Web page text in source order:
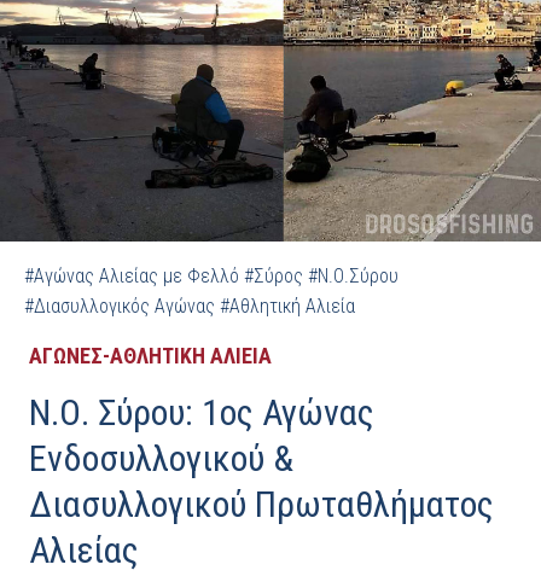
#Αγώνας Αλιείας με Φελλό #Σύρος #Ν.Ο.Σύρου
#Διασυλλογικός Αγώνας #Αθλητική Αλιεία
ΑΓΩΝΕΣ-ΑΘΛΗΤΙΚΗ ΑΛΙΕΙΑ
Ν.Ο. Σύρου: 1ος Αγώνας
Ενδοσυλλογικού &
Διασυλλογικού Πρωταθλήματος
Αλιείας